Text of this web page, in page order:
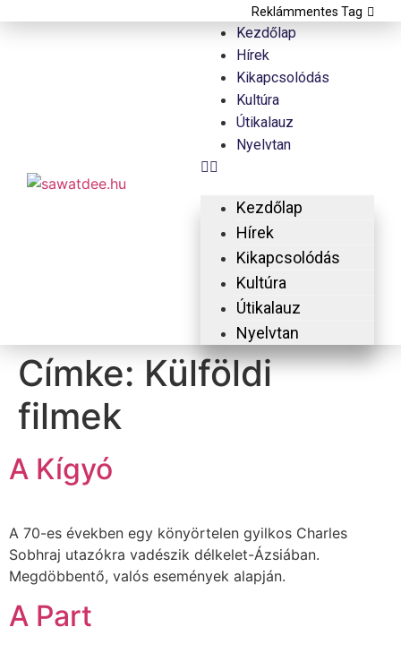
Reklámmentes Tag
Kezdőlap
Hírek
Kikapcsolódás
Kultúra
Útikalauz
Nyelvtan
Kezdőlap
Hírek
Kikapcsolódás
Kultúra
Útikalauz
Nyelvtan
Címke: Külföldi
filmek
A Kígyó
A 70-es években egy könyörtelen gyilkos Charles
Sobhraj utazókra vadészik délkelet-Ázsiában.
Megdöbbentő, valós események alapján.
A Part